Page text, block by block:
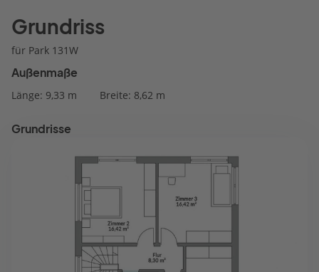
Grundriss
für Park 131W
Außenmaße
Länge: 9,33 m Breite: 8,62 m
Grundrisse